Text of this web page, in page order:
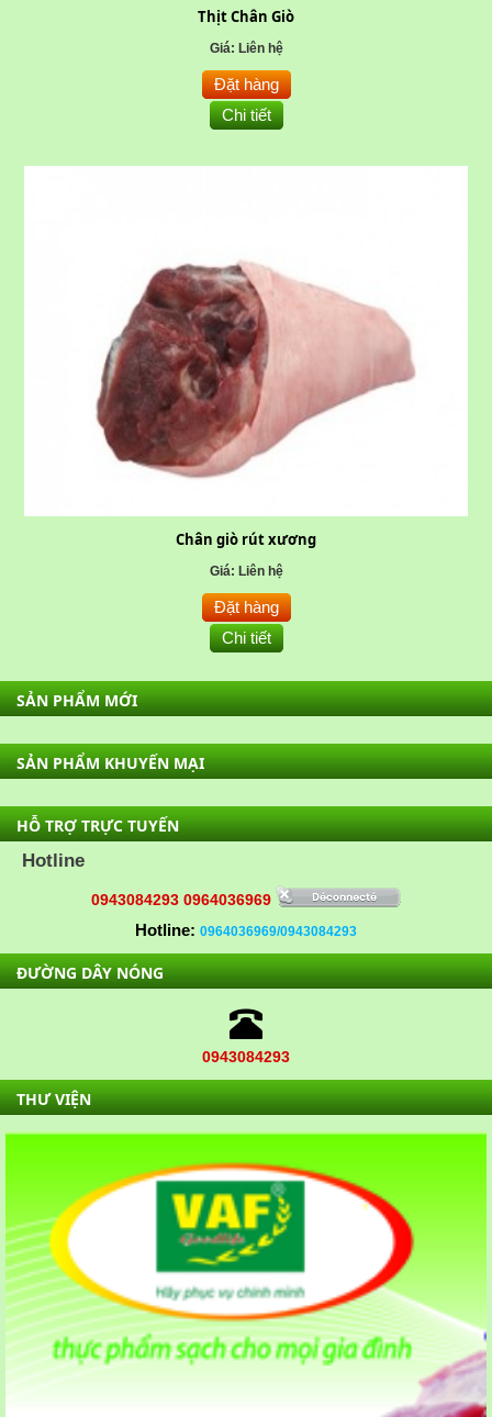
Thịt Chân Giò
Giá: Liên hệ
Đặt hàng
Chi tiết
Chân giò rút xương
Giá: Liên hệ
Đặt hàng
Chi tiết
SẢN PHẨM MỚI
SẢN PHẨM KHUYẾN MẠI
HỖ TRỢ TRỰC TUYẾN
Hotline
0943084293 0964036969
Hotline: 0964036969/0943084293
ĐƯỜNG DÂY NÓNG
0943084293
THƯ VIỆN